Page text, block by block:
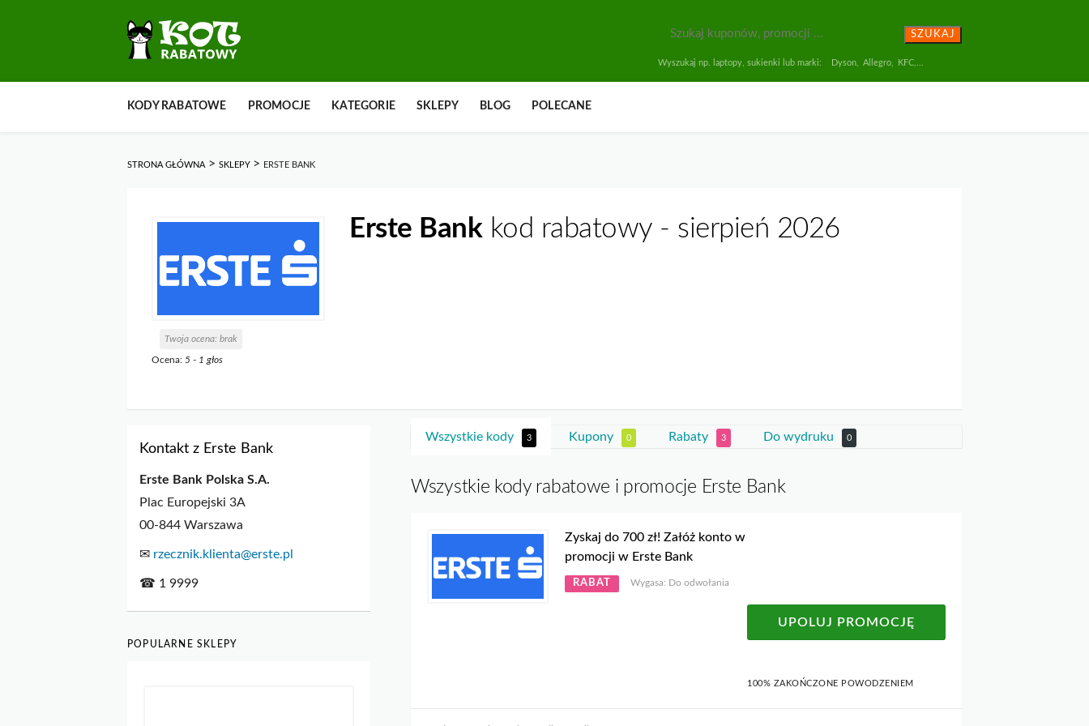
SZUKAJ
Wyszukaj np. laptopy, sukienki lub marki: Dyson Allegro KFC
KODY RABATOWE PROMOCJE KATEGORIE SKLEPY BLOG POLECANE
STRONA GŁÓWNA > SKLEPY > ERSTE BANK
Twoja ocena: brak
Ocena: 5 - 1 głos
Erste Bankkod rabatowy - sierpień 2026
Wszystkie kody 3 Kupony 0 Rabaty 3 Do wydruku 0
Wszystkie kody rabatowe i promocje Erste Bank
Zyskaj do 700 zł! Załóż konto w
promocji w Erste Bank
RABAT Wygasa: Do odwołania
UPOLUJ PROMOCJĘ
100% ZAKOŃCZONE POWODZENIEM
Kontakt z Erste Bank
Erste Bank Polska S.A.
Plac Europejski 3A
00-844 Warszawa
✉ rzecznik.klienta@erste.pl
☎ 1 9999
POPULARNE SKLEPY